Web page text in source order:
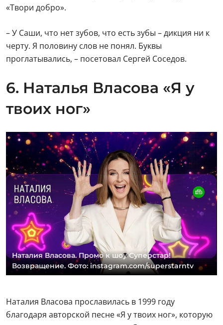
«Твори добро».
– У Саши, что нет зубов, что есть зубы – дикция ни к
черту. Я половину слов не понял. Буквы
проглатывались, – посетовал Сергей Соседов.
6. Наталья Власова «Я у
твоих ног»
Наталия Власова. Промо к шоу Суперстар!
Возвращение. Фото: instagram.com/superstarntv
Наталия Власова прославилась в 1999 году
благодаря авторской песне «Я у твоих ног», которую